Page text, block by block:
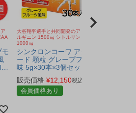
モ
大谷翔平選手と共同開発のアミノ酸顆粒 ア
ルギニン 1500㎎ シトルリン 1500㎎ BCAA
1000㎎
シンクロンコーワ アクティブモ
ード 顆粒 グレープフルーツ風
味 5g×30本×3個セット - 興和
※賞味期限2027年4月30日まで
[大谷翔平選手共同開発/アミノ
酸顆粒]
販売価格 ¥12,150税込
会員価格あり